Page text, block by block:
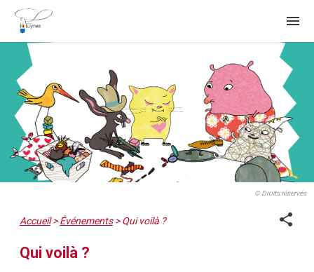
menu
© Droits réservés
Accueil>Événements>Qui voilà ? share
Qui voilà ?